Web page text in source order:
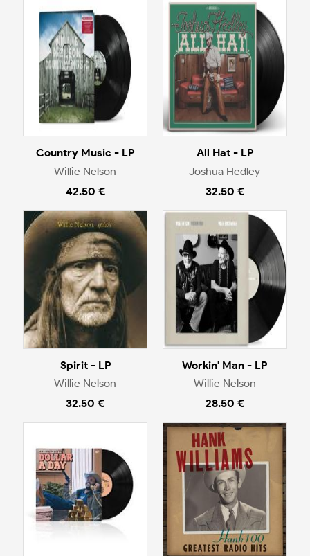
Country Music - LP
Willie Nelson
42.50 €
All Hat - LP
Joshua Hedley
32.50 €
Spirit - LP
Willie Nelson
32.50 €
Workin' Man - LP
Willie Nelson
28.50 €